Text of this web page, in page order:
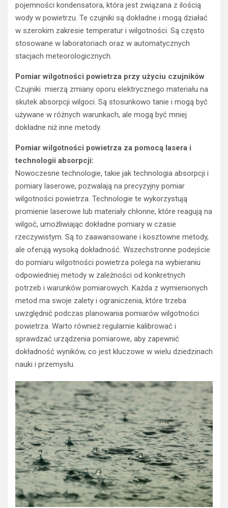
pojemności kondensatora, która jest związana z ilością
wody w powietrzu. Te czujniki są dokładne i mogą działać
w szerokim zakresie temperatur i wilgotności. Są często
stosowane w laboratoriach oraz w automatycznych
stacjach meteorologicznych.
Pomiar wilgotności powietrza przy użyciu czujników
Czujniki mierzą zmiany oporu elektrycznego materiału na
skutek absorpcji wilgoci. Są stosunkowo tanie i mogą być
używane w różnych warunkach, ale mogą być mniej
dokładne niż inne metody.
Pomiar wilgotności powietrza za pomocą lasera i
technologii absorpcji:
Nowoczesne technologie, takie jak technologia absorpcji i
pomiary laserowe, pozwalają na precyzyjny pomiar
wilgotności powietrza. Technologie te wykorzystują
promienie laserowe lub materiały chłonne, które reagują na
wilgoć, umożliwiając dokładne pomiary w czasie
rzeczywistym. Są to zaawansowane i kosztowne metody,
ale oferują wysoką dokładność. Wszechstronne podejście
do pomiaru wilgotności powietrza polega na wybieraniu
odpowiedniej metody w zależności od konkretnych
potrzeb i warunków pomiarowych. Każda z wymienionych
metod ma swoje zalety i ograniczenia, które trzeba
uwzględnić podczas planowania pomiarów wilgotności
powietrza. Warto również regularnie kalibrować i
sprawdzać urządzenia pomiarowe, aby zapewnić
dokładność wyników, co jest kluczowe w wielu dziedzinach
nauki i przemysłu.